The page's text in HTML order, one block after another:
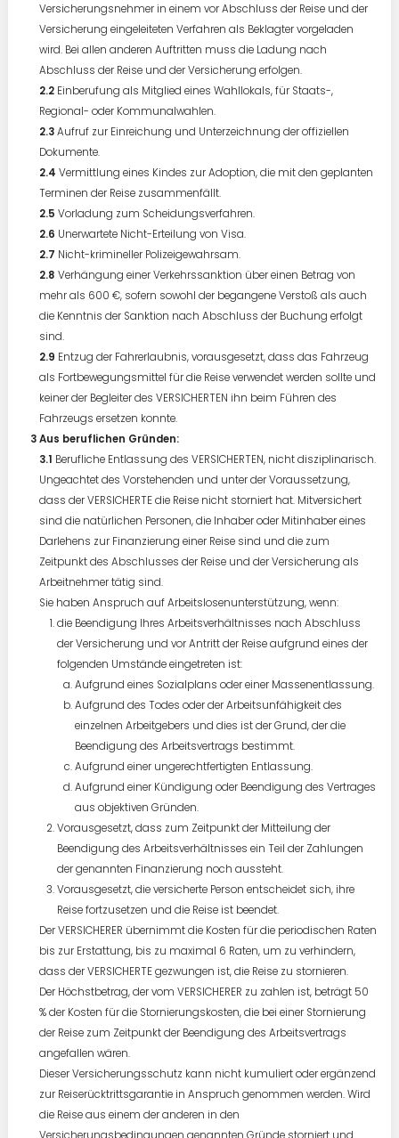
Versicherungsnehmer in einem vor Abschluss der Reise und der
Versicherung eingeleiteten Verfahren als Beklagter vorgeladen
wird. Bei allen anderen Auftritten muss die Ladung nach
Abschluss der Reise und der Versicherung erfolgen.
Einberufung als Mitglied eines Wahllokals, für Staats-,
Regional- oder Kommunalwahlen.
Aufruf zur Einreichung und Unterzeichnung der offiziellen
Dokumente.
Vermittlung eines Kindes zur Adoption, die mit den geplanten
Terminen der Reise zusammenfällt.
Vorladung zum Scheidungsverfahren.
Unerwartete Nicht-Erteilung von Visa.
Nicht-krimineller Polizeigewahrsam.
Verhängung einer Verkehrssanktion über einen Betrag von
mehr als 600 €, sofern sowohl der begangene Verstoß als auch
die Kenntnis der Sanktion nach Abschluss der Buchung erfolgt
sind.
Entzug der Fahrerlaubnis, vorausgesetzt, dass das Fahrzeug
als Fortbewegungsmittel für die Reise verwendet werden sollte und
keiner der Begleiter des VERSICHERTEN ihn beim Führen des
Fahrzeugs ersetzen konnte.
Aus beruflichen Gründen:
Berufliche Entlassung des VERSICHERTEN, nicht disziplinarisch.
Ungeachtet des Vorstehenden und unter der Voraussetzung,
dass der VERSICHERTE die Reise nicht storniert hat. Mitversichert
sind die natürlichen Personen, die Inhaber oder Mitinhaber eines
Darlehens zur Finanzierung einer Reise sind und die zum
Zeitpunkt des Abschlusses der Reise und der Versicherung als
Arbeitnehmer tätig sind.
Sie haben Anspruch auf Arbeitslosenunterstützung, wenn:
die Beendigung Ihres Arbeitsverhältnisses nach Abschluss
der Versicherung und vor Antritt der Reise aufgrund eines der
folgenden Umstände eingetreten ist:
Aufgrund eines Sozialplans oder einer Massenentlassung.
Aufgrund des Todes oder der Arbeitsunfähigkeit des
einzelnen Arbeitgebers und dies ist der Grund, der die
Beendigung des Arbeitsvertrags bestimmt.
Aufgrund einer ungerechtfertigten Entlassung.
Aufgrund einer Kündigung oder Beendigung des Vertrages
aus objektiven Gründen.
Vorausgesetzt, dass zum Zeitpunkt der Mitteilung der
Beendigung des Arbeitsverhältnisses ein Teil der Zahlungen
der genannten Finanzierung noch aussteht.
Vorausgesetzt, die versicherte Person entscheidet sich, ihre
Reise fortzusetzen und die Reise ist beendet.
Der VERSICHERER übernimmt die Kosten für die periodischen Raten
bis zur Erstattung, bis zu maximal 6 Raten, um zu verhindern,
dass der VERSICHERTE gezwungen ist, die Reise zu stornieren.
Der Höchstbetrag, der vom VERSICHERER zu zahlen ist, beträgt 50
% der Kosten für die Stornierungskosten, die bei einer Stornierung
der Reise zum Zeitpunkt der Beendigung des Arbeitsvertrags
angefallen wären.
Dieser Versicherungsschutz kann nicht kumuliert oder ergänzend
zur Reiserücktrittsgarantie in Anspruch genommen werden. Wird
die Reise aus einem der anderen in den
Versicherungsbedingungen genannten Gründe storniert und